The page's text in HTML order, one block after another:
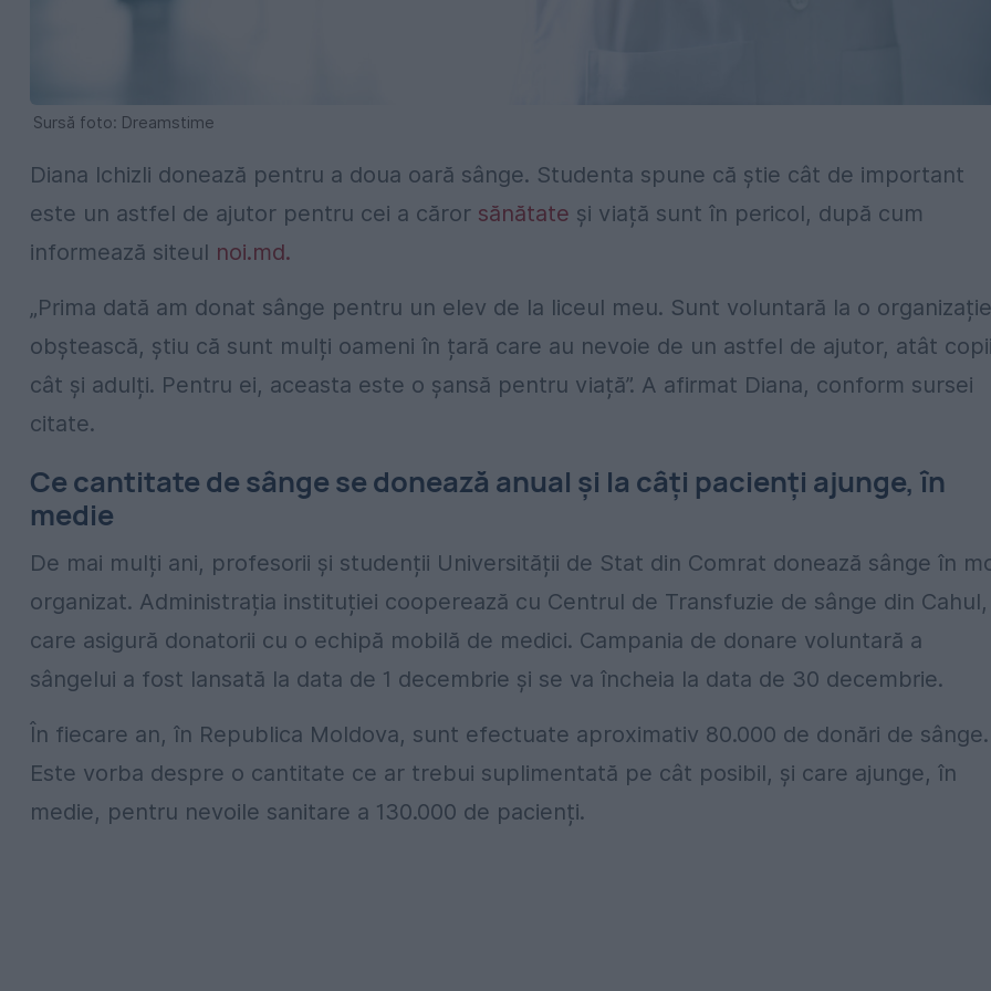
Sursă foto: Dreamstime
Diana Ichizli donează pentru a doua oară sânge. Studenta spune că știe cât de important
este un astfel de ajutor pentru cei a căror sănătate și viață sunt în pericol, după cum
informează siteul noi.md.
„Prima dată am donat sânge pentru un elev de la liceul meu. Sunt voluntară la o organizație
obștească, știu că sunt mulți oameni în țară care au nevoie de un astfel de ajutor, atât
cât și adulți. Pentru ei, aceasta este o șansă pentru viață”. A afirmat Diana, conform sursei
citate.
Ce cantitate de sânge se donează anual și la câți pacienți ajunge, în
medie
De mai mulți ani, profesorii și studenții Universității de Stat din Comrat donează sânge în
organizat. Administrația instituției cooperează cu Centrul de Transfuzie de sânge din Cahul,
care asigură donatorii cu o echipă mobilă de medici. Campania de donare voluntară a
sângelui a fost lansată la data de 1 decembrie și se va încheia la data de 30 decembrie.
În fiecare an, în Republica Moldova, sunt efectuate aproximativ 80.000 de donări de sânge.
Este vorba despre o cantitate ce ar trebui suplimentată pe cât posibil, și care ajunge, în
medie, pentru nevoile sanitare a 130.000 de pacienți.